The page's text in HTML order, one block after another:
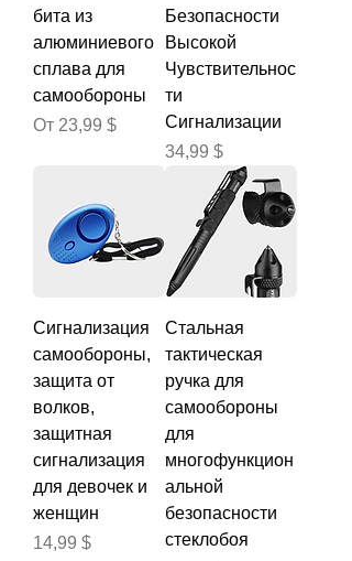
бита из
алюминиевого
сплава для
самообороны
От 23,99 $
Цена со скидкой
Безопасности
Высокой
Чувствительнос
ти
Сигнализации
Цена
34,99 $
Сигнализация
самообороны,
защита от
волков,
защитная
сигнализация
для девочек и
женщин
Цена
14,99 $
Стальная
тактическая
ручка для
самообороны
для
многофункцион
альной
безопасности
стеклобоя